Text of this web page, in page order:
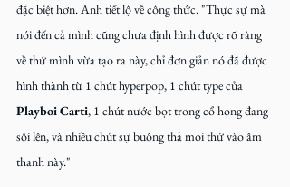
đặc biệt hơn. Anh tiết lộ về công thức. "Thực sự mà
nói đến cả mình cũng chưa định hình được rõ ràng
về thứ mình vừa tạo ra này, chỉ đơn giản nó đã được
hình thành từ 1 chút hyperpop, 1 chút type của
Playboi Carti, 1 chút nước bọt trong cổ họng đang
sôi lên, và nhiều chút sự buông thả mọi thứ vào âm
thanh này."